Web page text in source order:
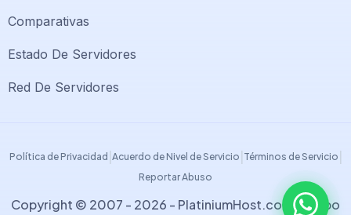
Comparativas
Estado De Servidores
Red De Servidores
Política de Privacidad Acuerdo de Nivel de Servicio Términos de Servicio
Reportar Abuso
Copyright © 2007 - 2026 - PlatiniumHost.com | Grupo